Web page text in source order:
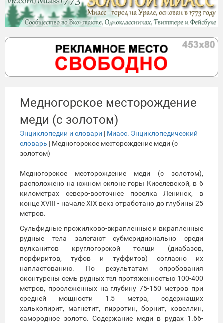
Медногорское месторождение
меди (с золотом)
Энциклопедии и словари | Миасс. Энциклопедический
словарь | Медногорское месторождение меди (с
золотом)
Медногорское месторождение меди (с золотом),
расположено на южном склоне горы Киселевской, в 6
километрах северо-восточнее поселка Ленинск, в
конце ХVIII - начале ХIX века отработано до глубины 25
метров.
Сульфидные прожилково-вкрапленные и вкрапленные
рудные тела залегают субмеридионально среди
вулканитов круглогорской толщи (диабазов,
порфиритов, туфов и туффитов) согласно их
напластованию. По результатам опробования
оконтурены семь рудных тел протяженностью 100-400
метров, прослеженных на глубину 75-150 метров при
средней мощности 1.5 метра, содержащих
халькопирит, магнетит, пирротин, борнит, ковеллин,
самородное золото. Содержание меди в рудах 1.66-